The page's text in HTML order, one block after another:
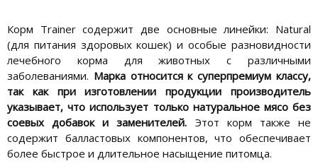
Корм Trainer содержит две основные линейки: Natural
(для питания здоровых кошек) и особые разновидности
лечебного корма для животных с различными
заболеваниями. Марка относится к суперпремиум классу,
так как при изготовлении продукции производитель
указывает, что использует только натуральное мясо без
соевых добавок и заменителей. Этот корм также не
содержит балластовых компонентов, что обеспечивает
более быстрое и длительное насыщение питомца.